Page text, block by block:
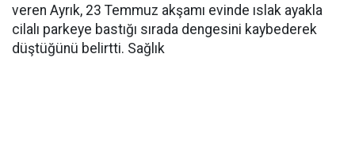
veren Ayrık, 23 Temmuz akşamı evinde ıslak ayakla
cilalı parkeye bastığı sırada dengesini kaybederek
düştüğünü belirtti. Sağlık